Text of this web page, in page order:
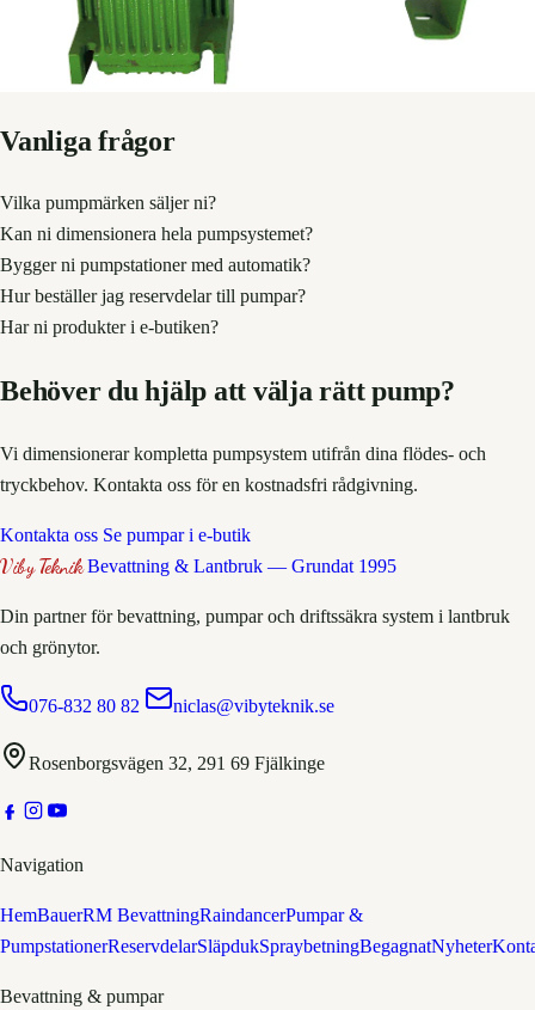
Vanliga frågor
Vilka pumpmärken säljer ni?
Kan ni dimensionera hela pumpsystemet?
Bygger ni pumpstationer med automatik?
Hur beställer jag reservdelar till pumpar?
Har ni produkter i e-butiken?
Behöver du hjälp att välja rätt pump?
Vi dimensionerar kompletta pumpsystem utifrån dina flödes- och
tryckbehov. Kontakta oss för en kostnadsfri rådgivning.
Kontakta oss Se pumpar i e-butik
Viby TeknikBevattning & Lantbruk — Grundat 1995
Din partner för bevattning, pumpar och driftssäkra system i lantbruk
och grönytor.
076-832 80 82 niclas@vibyteknik.se
Rosenborgsvägen 32, 291 69 Fjälkinge
Navigation
HemBauerRM BevattningRaindancerPumpar &
PumpstationerReservdelarSläpdukSpraybetningBegagnatNyheter
Bevattning & pumpar